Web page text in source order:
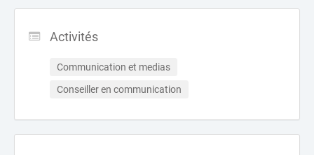
Activités
Communication et medias
Conseiller en communication